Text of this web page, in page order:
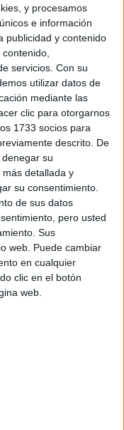
y procesamos
e información
publicidad y contenido
servicios. Con su
utilizar datos de
mediante las
clic para otorgarnos
1733 socios para
descrito. De
su
detallada y
su consentimiento.
de sus datos
pero usted
Sus
web. Puede cambiar
en cualquier
clic en el botón
web.